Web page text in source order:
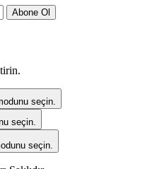
Abone Ol
seçin.
seçin.
seçin.